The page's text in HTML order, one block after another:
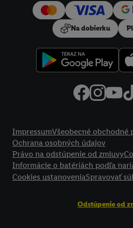
Na dobierku
ImpressumVšeobecné obchodné
Ochrana osobných údajov
Právo na odstúpenie od zmluvy
Informácie o batériách podľa
Cookies ustanoveniaSpravovať
Odstúpenie od
používanie potrebných technológií.
vyjadríte súhlas so spracúvaním na
Ďalšie informácie vrátane informácií o
údajov a Vašom práve kedykoľvek
do budúcnosti nájdete v našich
.Imprint nájdete tu.